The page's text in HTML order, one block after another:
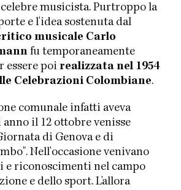
musicista. Purtroppo la
e l'idea sostenuta dal
musicale Carlo
fu temporaneamente
essere poirealizzata nel 1954
Celebrazioni Colombiane.
comunale infatti aveva
anno il 12 ottobre venisse
di Genova e di
Nell'occasione venivano
e riconoscimenti nel campo
e dello sport. L'allora